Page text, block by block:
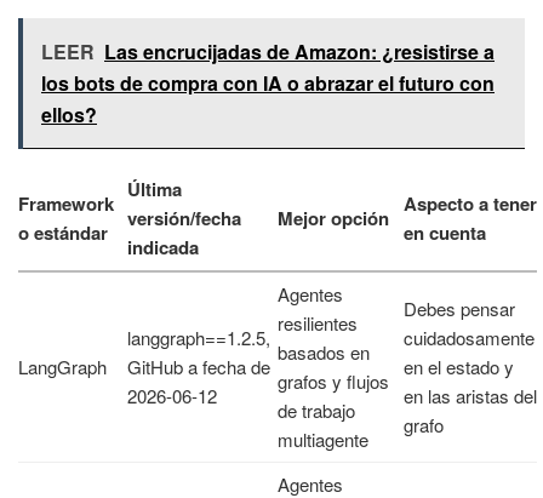
LEER Las encrucijadas de Amazon: ¿resistirse a
los bots de compra con IA o abrazar el futuro con
ellos?
Framework
o estándar
Última
versión/fecha
indicada
Mejor opción
Aspecto a tener
en cuenta
LangGraph
langgraph==1.2.5,
GitHub a fecha de
2026-06-12
Agentes
resilientes
basados en
grafos y flujos
de trabajo
multiagente
Debes pensar
cuidadosamente
en el estado y
en las aristas del
grafo
Agentes